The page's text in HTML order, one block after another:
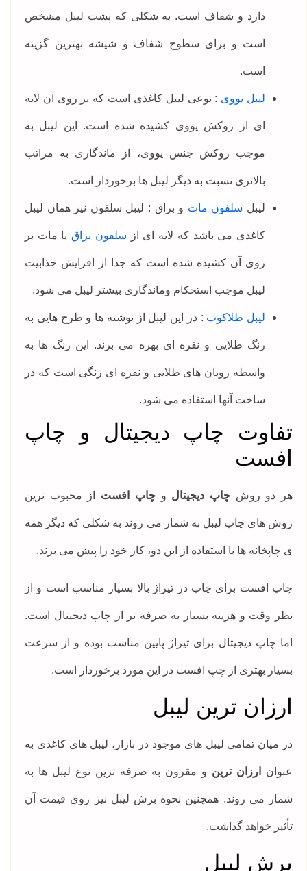
دارد و شفاف است. به شکلی که پشت لیبل مشخص
است و برای سطوح شفاف و شیشه بهترین گزینه
است.
لیبل یووی : نوعی لیبل کاغذی است که بر روی آن لایه
ای از روکش یووی کشیده شده است. این لیبل به
موجب روکش جنس یووی، از ماندگاری به مراتب
بالاتری نسبت به دیگر لیبل ها برخوردار است.
لیبل سلفون مات و براق : لیبل سلفون نیز همان لیبل
کاغذی می باشد که لایه ای از سلفون براق یا مات بر
روی آن کشیده شده است که جدا از افزایش جذابیت
لیبل موجب استحکام وماندگاری بیشتر لیبل می شود.
لیبل طلاکوب : در این لیبل از نوشته ها و طرح هایی به
رنگ طلایی و نقره ای بهره می برند. این رنگ ها به
واسطه روبان های طلایی و نقره ای رنگی است که در
ساخت آنها استفاده می شود.
تفاوت چاپ دیجیتال و چاپ
افست
هر دو روشچاپ دیجیتال و چاپ افست از محبوب ترین
روش های چاپ لیبل به شمار می روند به شکلی که دیگر همه
ی چاپخانه ها با استفاده از این دو، کار خود را پیش می برند.
چاپ افست برای چاپ در تیراژ بالا بسیار مناسب است و از
نظر وقت و هزینه بسیار به صرفه تر از چاپ دیجیتال است.
اما چاپ دیجیتال برای تیراژ پایین مناسب بوده و از سرعت
بسیار بهتری از چپ افست در این مورد برخوردار است.
ارزان ترین لیبل
در میان تمامی لیبل های موجود در بازار، لیبل های کاغذی به
عنوان ارزان ترین و مقرون به صرفه ترین نوع لیبل ها به
شمار می روند. همچنین نحوه برش لیبل نیز روی قیمت آن
تأثیر خواهد گذاشت.
برش لیبل